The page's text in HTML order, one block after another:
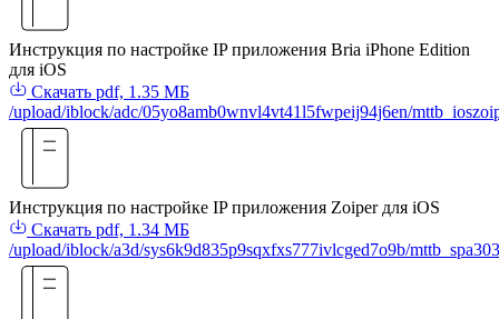
Инструкция по настройке IP приложения Bria iPhone Edition
для iOS
Скачать pdf, 1.35 МБ
/upload/iblock/adc/05yo8amb0wnvl4vt41l5fwpeij94j6en/
Инструкция по настройке IP приложения Zoiper для iOS
Скачать pdf, 1.34 МБ
/upload/iblock/a3d/sys6k9d835p9sqxfxs777ivlcged7o9b/